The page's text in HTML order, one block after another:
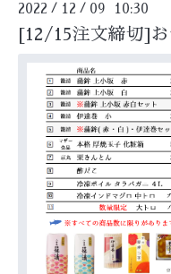
2022 / 12 / 09 10:30
[12/15注文締切]